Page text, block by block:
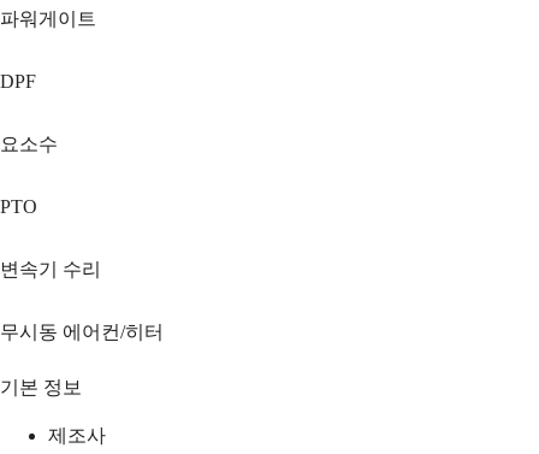
파워게이트
DPF
요소수
PTO
변속기 수리
무시동 에어컨/히터
기본 정보
제조사